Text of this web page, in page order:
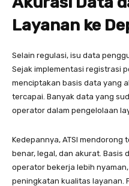
Layanan ke
Selain regulasi, isu data
Sejak implementasi registrasi
menciptakan basis data yang
tercapai. Banyak data yang
operator dalam pengelolaan
Kedepannya, ATSI
benar, legal, dan akurat. Basis
operator bekerja lebih
peningkatan kualitas layanan.